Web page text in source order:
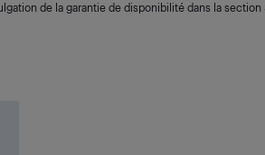
de la garantie de disponibilité dans la